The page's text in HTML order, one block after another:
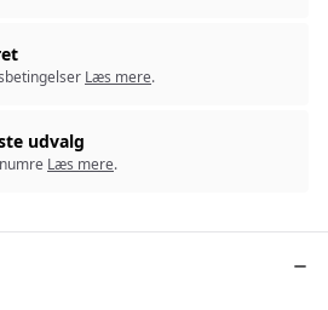
Læs mere.
udvalg
Læs mere.